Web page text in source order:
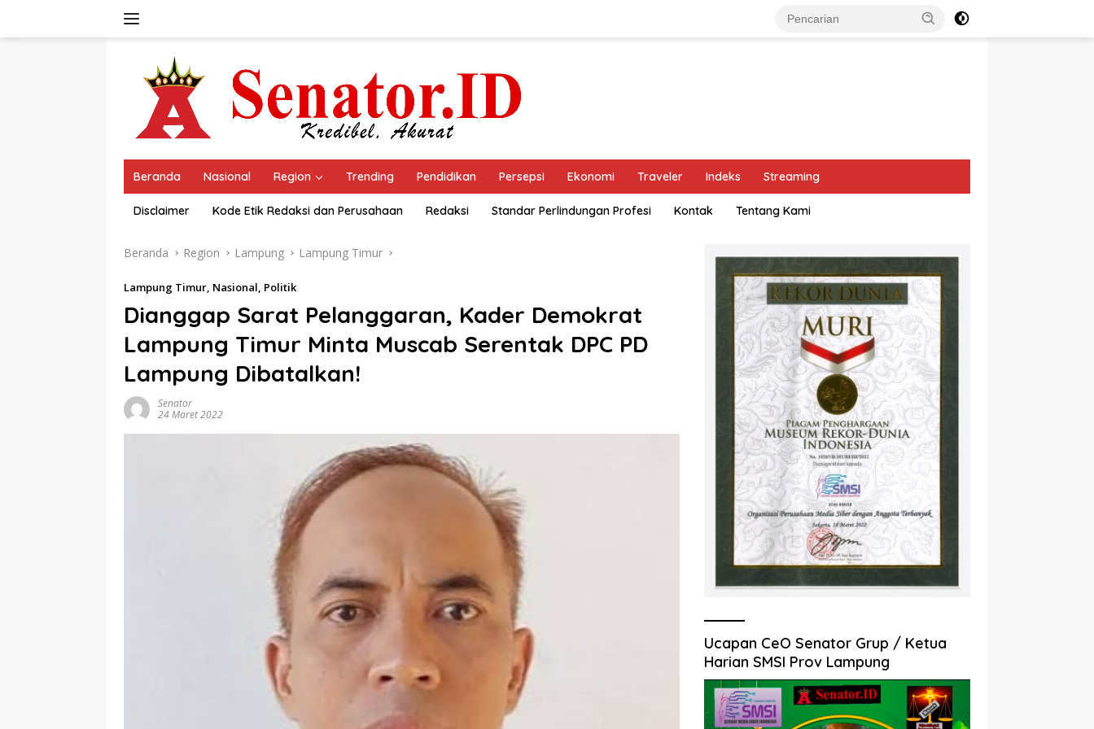
Beranda Nasional Region Trending Pendidikan Persepsi Ekonomi Traveler Indeks Streaming
Disclaimer Kode Etik Redaksi dan Perusahaan Redaksi Standar Perlindungan Profesi Kontak Tentang Kami
Beranda Region Lampung Lampung Timur
Lampung Timur, Nasional, Politik
Dianggap Sarat Pelanggaran, Kader Demokrat
Lampung Timur Minta Muscab Serentak DPC PD
Lampung Dibatalkan!
Senator
24 Maret 2022
Ucapan CeO Senator Grup / Ketua
Harian SMSI Prov Lampung